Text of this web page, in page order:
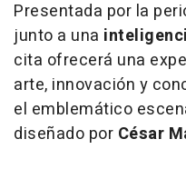
Presentada por la
junto a una
cita ofrecerá una
arte, innovación y
el emblemático
diseñado por César